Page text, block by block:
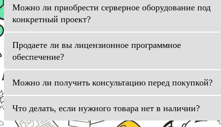
Можно ли приобрести серверное оборудование под
конкретный проект?
Продаете ли вы лицензионное программное
обеспечение?
Можно ли получить консультацию перед покупкой?
Что делать, если нужного товара нет в наличии?